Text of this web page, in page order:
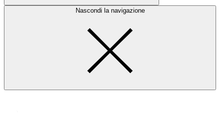
Nascondi la navigazione